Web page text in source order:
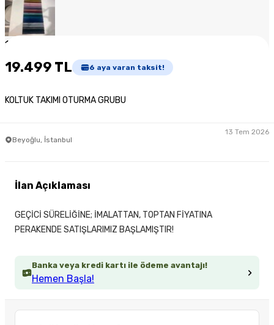
1
19.499 TL 6 aya varan taksit!
KOLTUK TAKIMI OTURMA GRUBU
Beyoğlu, İstanbul
13 Tem 2026
Banka veya kredi kartı ile ödeme avantajı!
Hemen Başla!
İlan Açıklaması
GEÇİCİ SÜRELİĞİNE; İMALATTAN, TOPTAN FİYATINA
PERAKENDE SATIŞLARIMIZ BAŞLAMIŞTIR!